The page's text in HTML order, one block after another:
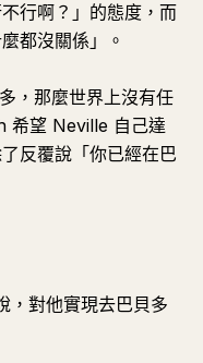
行啊？」的態度，而
都沒關係」。
，那麼世界上沒有任
希望 Neville 自己達
反覆說「你已經在巴
，對他實現去巴貝多